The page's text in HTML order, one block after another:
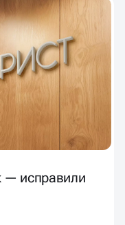
— исправили